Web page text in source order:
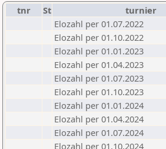
tnr St turnier
Elozahl per 01.07.2022
Elozahl per 01.10.2022
Elozahl per 01.01.2023
Elozahl per 01.04.2023
Elozahl per 01.07.2023
Elozahl per 01.10.2023
Elozahl per 01.01.2024
Elozahl per 01.04.2024
Elozahl per 01.07.2024
Elozahl per 01.10.2024